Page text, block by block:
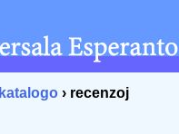
katalogo › recenzoj